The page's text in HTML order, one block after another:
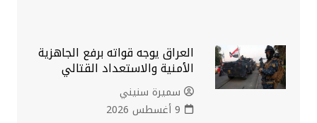
العراق يوجه قواته برفع الجاهزية
الأمنية والاستعداد القتالي
سميرة سنيني
9 أغسطس 2026